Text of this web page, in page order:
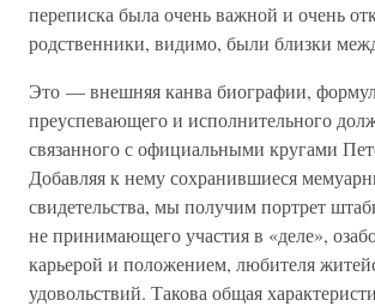
переписка была очень важной и очень
родственники, видимо, были близки
Это — внешняя канва биографии,
преуспевающего и исполнительного
связанного с официальными кругами
Добавляя к нему сохранившиеся
свидетельства, мы получим портрет
не принимающего участия в «деле»,
карьерой и положением, любителя
удовольствий. Такова общая